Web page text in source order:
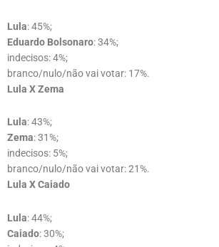
Lula: 45%;
Eduardo Bolsonaro: 34%;
indecisos: 4%;
branco/nulo/não vai votar: 17%.
Lula X Zema
Lula: 43%;
Zema: 31%;
indecisos: 5%;
branco/nulo/não vai votar: 21%.
Lula X Caiado
Lula: 44%;
Caiado: 30%;